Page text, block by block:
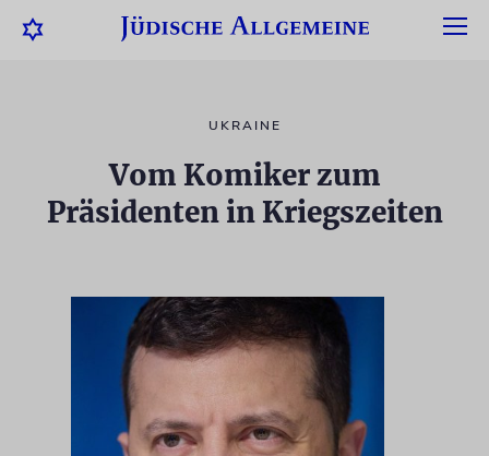
UKRAINE
Vom Komiker zum
Präsidenten in Kriegszeiten